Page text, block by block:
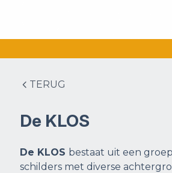
TERUG
De KLOS
De KLOS bestaat uit een
schilders met diverse